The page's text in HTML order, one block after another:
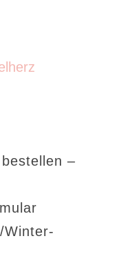
–
Winter-